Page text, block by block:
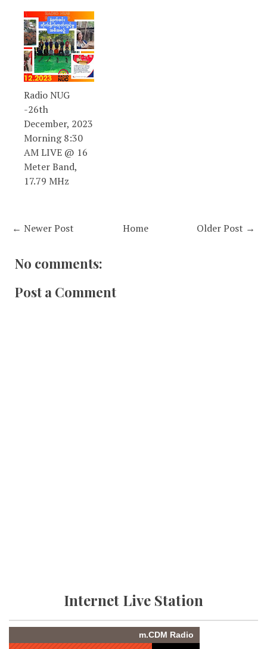
Radio NUG
-26th
December, 2023
Morning 8:30
AM LIVE @ 16
Meter Band,
17.79 MHz
← Newer Post Older Post →
Home
No comments:
Post a Comment
Internet Live Station